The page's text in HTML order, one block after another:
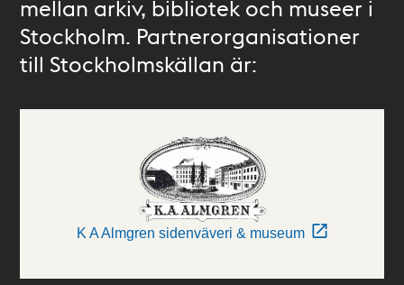
mellan arkiv, bibliotek och museer i
Stockholm. Partnerorganisationer
till Stockholmskällan är:
K A Almgren sidenväveri & museum